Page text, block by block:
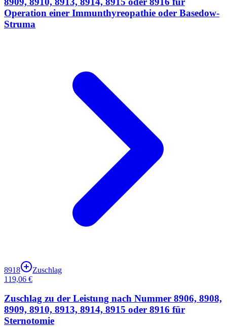
Operation einer Immunthyreopathie oder Basedow-
Struma
8918
Zuschlag
119,06 €
Zuschlag zu der Leistung nach Nummer 8906, 8908,
8909, 8910, 8913, 8914, 8915 oder 8916 für
Sternotomie